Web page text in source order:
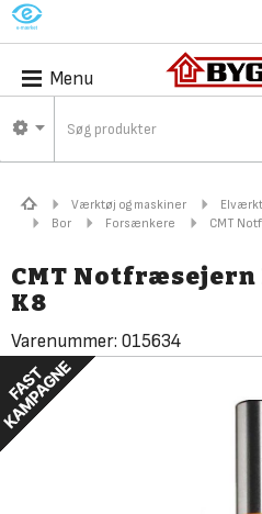
M
Menu
Værktøj og maskiner
Bor
Forsænkere CMT
CMT Notfræsejern
K8
Varenummer: 015634